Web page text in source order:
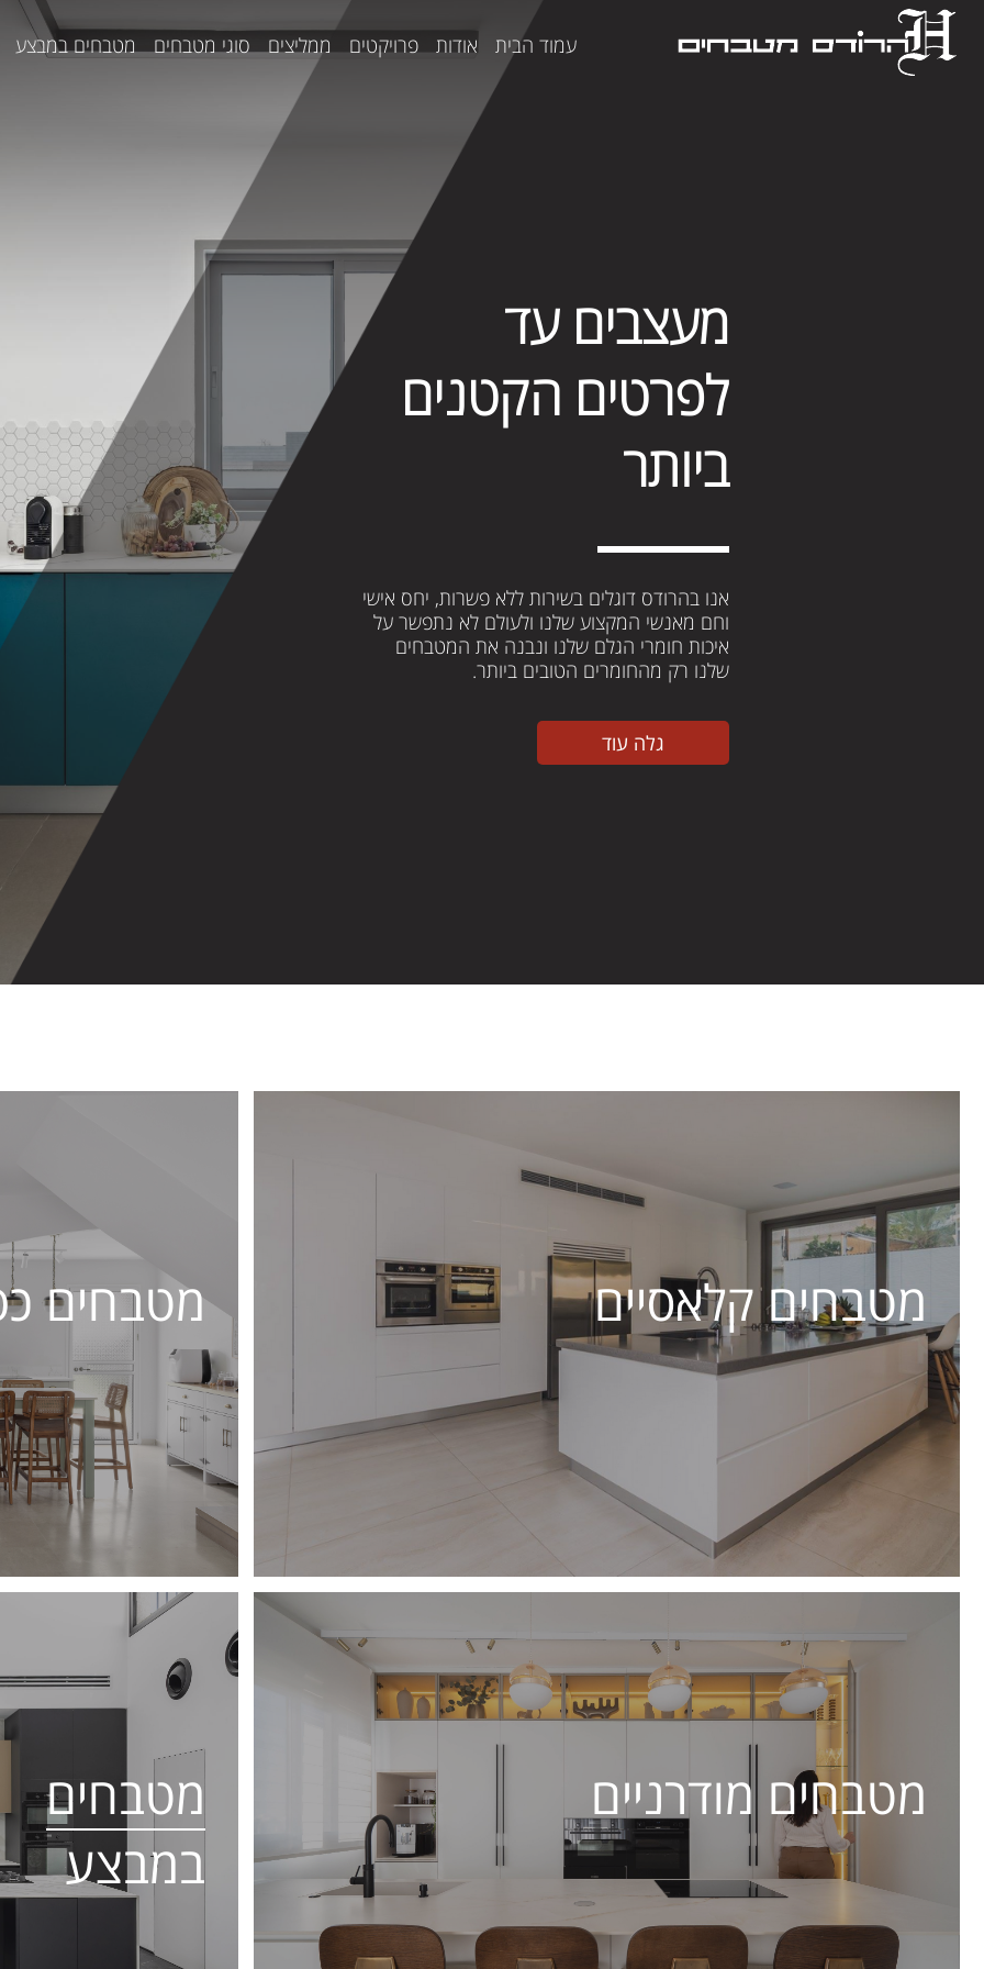
עמוד הבית אודות פרויקטים ממליצים סוגי מטבחים מטבחים במבצע
מעצבים עד
לפרטים הקטנים
ביותר
אנו בהרודס דוגלים בשירות ללא פשרות, יחס אישי
וחם מאנשי המקצוע שלנו ולעולם לא נתפשר על
איכות חומרי הגלם שלנו ונבנה את המטבחים
שלנו רק מהחומרים הטובים ביותר.
גלה עוד
מטבחים קלאסיים מטבחים
מטבחים מודרניים
מטבחים
במבצע